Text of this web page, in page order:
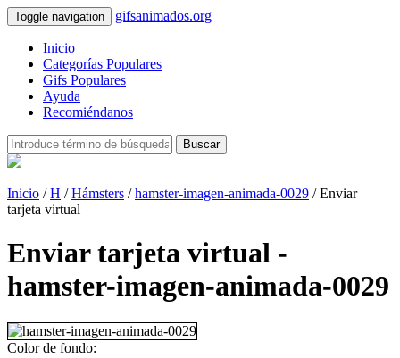
Toggle navigation gifsanimados.org
Inicio
Categorías Populares
Gifs Populares
Ayuda
Recomiéndanos
Buscar
Inicio /H /Hámsters /hamster-imagen-animada-0029 / Enviar
tarjeta virtual
Enviar tarjeta virtual -
hamster-imagen-animada-0029
Color de fondo: